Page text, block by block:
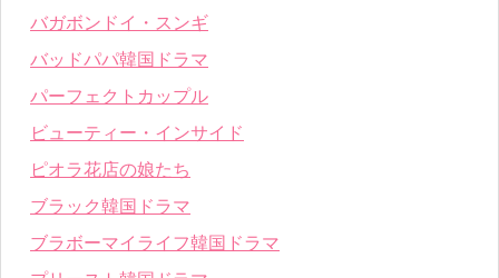
バガボンドイ・スンギ
バッドパパ韓国ドラマ
パーフェクトカップル
ビューティー・インサイド
ピオラ花店の娘たち
ブラック韓国ドラマ
ブラボーマイライフ韓国ドラマ